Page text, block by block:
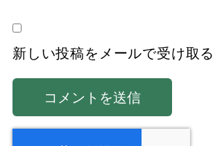
新しい投稿をメールで受け取る